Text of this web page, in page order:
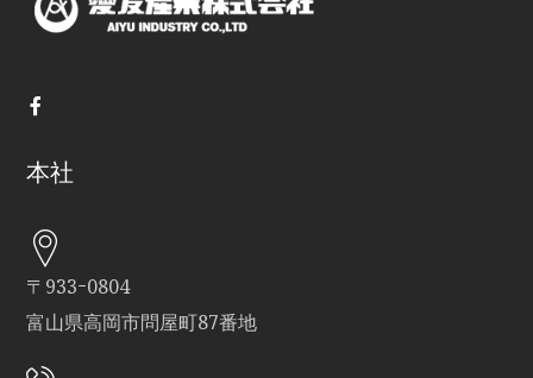
本社
〒933ｰ0804
富山県高岡市問屋町87番地